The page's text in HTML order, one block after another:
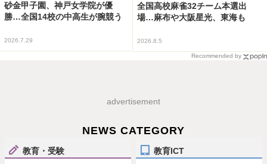
砂金甲子園、神戸女学院が優
勝…全国14校の中高生が腕競う
2026.7.29
全国高校麻雀32チーム本選出
場…麻布や大阪星光、東海も
2026.8.5
Recommended by
advertisement
NEWS CATEGORY
教育・受験 教育ICT